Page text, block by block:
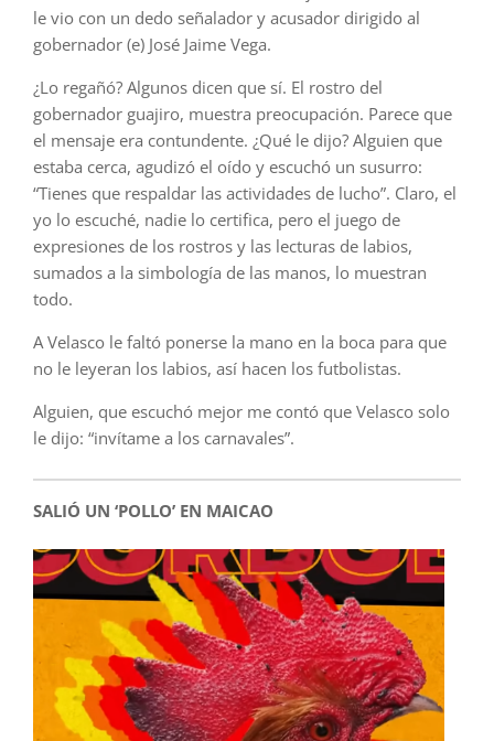
le vio con un dedo señalador y acusador dirigido al
gobernador (e) José Jaime Vega.
¿Lo regañó? Algunos dicen que sí. El rostro del
gobernador guajiro, muestra preocupación. Parece que
el mensaje era contundente. ¿Qué le dijo? Alguien que
estaba cerca, agudizó el oído y escuchó un susurro:
“Tienes que respaldar las actividades de lucho”. Claro, el
yo lo escuché, nadie lo certifica, pero el juego de
expresiones de los rostros y las lecturas de labios,
sumados a la simbología de las manos, lo muestran
todo.
A Velasco le faltó ponerse la mano en la boca para que
no le leyeran los labios, así hacen los futbolistas.
Alguien, que escuchó mejor me contó que Velasco solo
le dijo: “invítame a los carnavales”.
SALIÓ UN ‘POLLO’ EN MAICAO